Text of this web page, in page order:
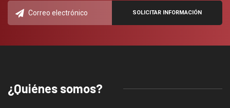
¿Quiénes somos?